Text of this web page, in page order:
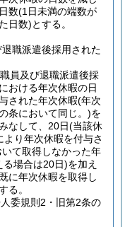
数(1日未満の端数が
日数)とする。
職派遣後採用された
員及び退職派遣後採
おける年次休暇の日
された年次休暇(年次
条において同じ。)を
なして、20日(当該休
より年次休暇を付与さ
て取得しなかった年
る場合は20日)を加え
に年次休暇を取得し
る。
委規則2・旧第2条の